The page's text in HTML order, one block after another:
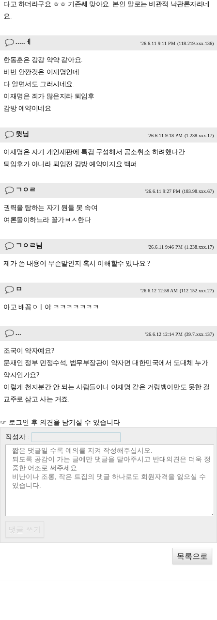
다고 하더라구요 ㅎㅎ 기존쎄 맞아요. 본인 말로는 비관적 낙관론자라네
요.
.....ㅔ '26.6.11 9:11 PM (118.219.xxx.136)
한동훈은 강강 약약 같아요.
비번 안깐것은 이재명인데
다 알면서도 그러시네요.
이재명은 죄가 많은지라 퇴임후
감방 예약이네요
윗님 '26.6.11 9:18 PM (1.238.xxx.17)
이재명은 자기 개인재판에 특검 구성해서 공소취소 하려했다간
퇴임후가 아니라 퇴임전 감방 예약이지요 백퍼
ㄱㅇㄹ '26.6.11 9:27 PM (183.98.xxx.67)
권력을 탐하는 자기 뭔들 못 속여
여론몰이하느라 꼴가ㅂㅅ한다
ㄱㅇㄹ님 '26.6.11 9:46 PM (1.238.xxx.17)
제가 쓴 내용이 무슨말인지 혹시 이해할수 있나요 ?
ㅁ '26.6.12 12:58 AM (112.152.xxx.27)
아고 배꼽ㅇㅣ야 ㅋㅋㅋㅋㅋㅋㅋ
... '26.6.12 12:14 PM (39.7.xxx.137)
조국이 약자예요?
문재인 정부 민정수석, 법무부장관이 약자면 대한민국에서 도대체 누가
약자인가요?
이렇게 천지분간 안 되는 사람들이니 이재명 같은 거렁뱅이만도 못한 걸
교주로 삼고 사는 거죠.
☞ 로그인 후 의견을 남기실 수 있습니다
작성자 :
목록으로